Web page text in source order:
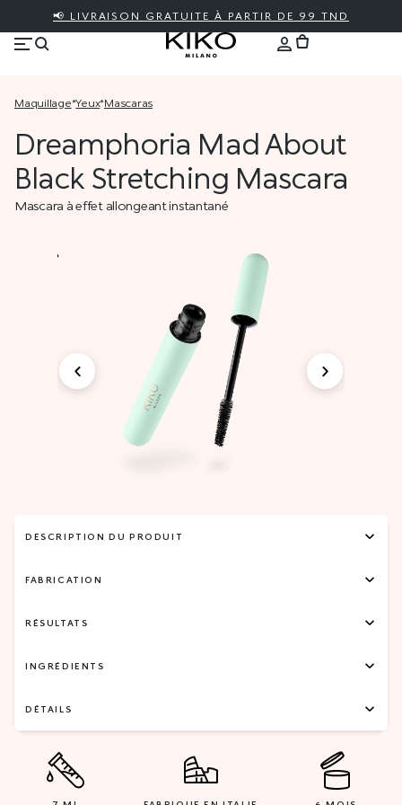
📢 LIVRAISON GRATUITE À PARTIR DE 99 TND
maquillage* yeux* mascaras
Dreamphoria Mad About
Black Stretching Mascara
Mascara à effet allongeant instantané
DESCRIPTION DU PRODUIT
FABRICATION
RÉSULTATS
INGRÉDIENTS
DÉTAILS